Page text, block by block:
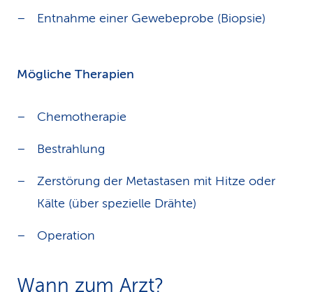
Entnahme einer Gewebeprobe (Biopsie)
Mögliche Therapien
Chemotherapie
Bestrahlung
Zerstörung der Metastasen mit Hitze oder
Kälte (über spezielle Drähte)
Operation
Wann zum Arzt?